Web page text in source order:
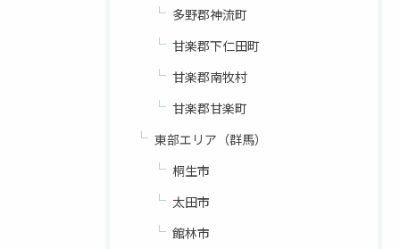
多野郡神流町
甘楽郡下仁田町
甘楽郡南牧村
甘楽郡甘楽町
東部エリア（群馬）
桐生市
太田市
館林市